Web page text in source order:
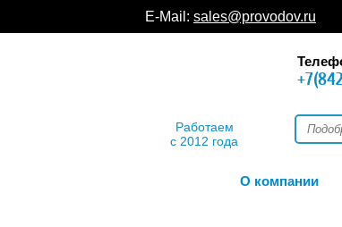
E-Mail: sales@provodov.ru
Работаем
с 2012 года
О компании